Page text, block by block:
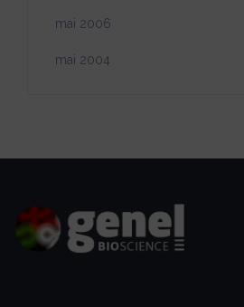
mai 2006
mai 2004